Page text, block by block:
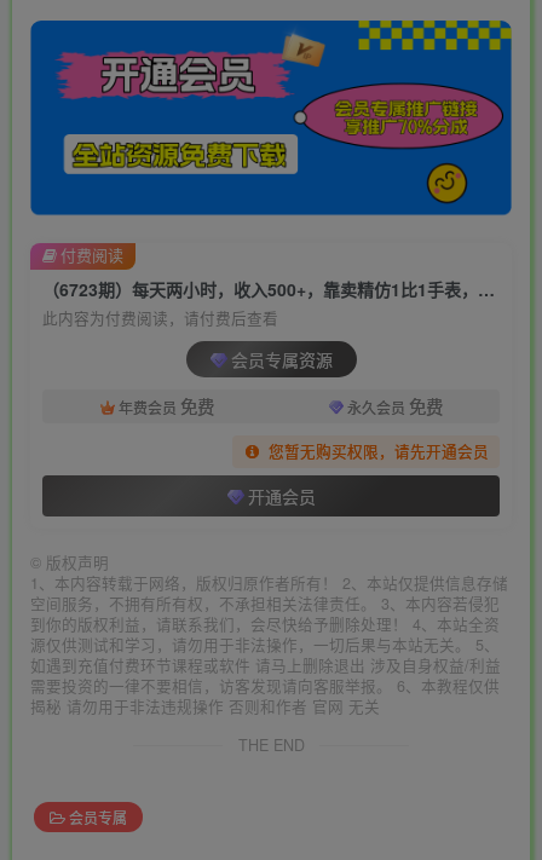
（6723期）每天两小时，收入500+，靠卖精仿1比1手表，小白轻松月入过万！保姆式教学
此内容为付费阅读，请付费后查看
会员专属资源
年费会员 免费 永久会员 免费
您暂无购买权限，请先开通会员
开通会员
付费阅读
© 版权声明
1、本内容转载于网络，版权归原作者所有！ 2、本站仅提供信息存储
空间服务，不拥有所有权，不承担相关法律责任。 3、本内容若侵犯
到你的版权利益，请联系我们，会尽快给予删除处理！ 4、本站全资
源仅供测试和学习，请勿用于非法操作，一切后果与本站无关。 5、
如遇到充值付费环节课程或软件 请马上删除退出 涉及自身权益/利益
需要投资的一律不要相信，访客发现请向客服举报。 6、本教程仅供
揭秘 请勿用于非法违规操作 否则和作者 官网 无关
THE END
会员专属